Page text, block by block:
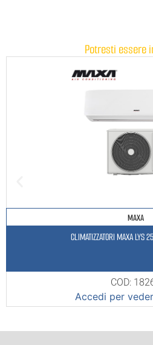
Potresti essere
MAXA
CLIMATIZZATORI MAXA
COD:
Accedi per